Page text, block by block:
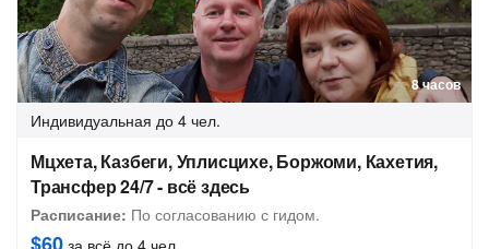
8 часов
Индивидуальная до 4 чел.
Мцхета, Казбеги, Уплисцихе, Боржоми, Кахетия,
Трансфер 24/7 - всё здесь
Расписание: По согласованию с гидом.
за всё до 4 чел.